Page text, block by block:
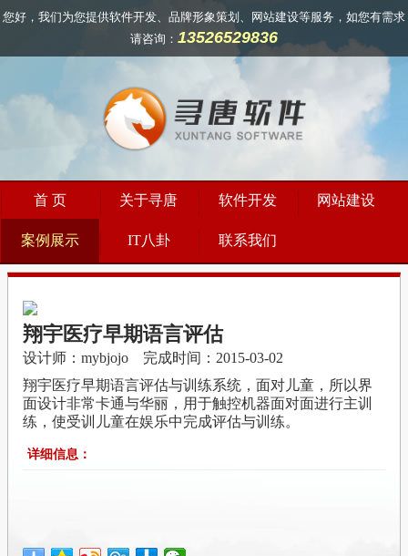
您好，我们为您提供软件开发、品牌形象策划、网站建设等服务，如您有需求
请咨询： 13526529836
首 页 关于寻唐 软件开发 网站建设
案例展示 IT八卦 联系我们
翔宇医疗早期语言评估
设计师：mybjojo 完成时间：2015-03-02
翔宇医疗早期语言评估与训练系统，面对儿童，所以界
面设计非常卡通与华丽，用于触控机器面对面进行主训
练，使受训儿童在娱乐中完成评估与训练。
详细信息：